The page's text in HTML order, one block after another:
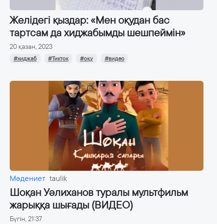
Желідегі қыздар: «Мен оқудан бас
тартсам да хиджабымды шешпеймін»
20 қазан, 2023
#хиджаб #Тикток #оқу #видео
Мәдениет taulik
Шоқан Уәлиханов туралы мультфильм
жарыққа шығады (ВИДЕО)
Бүгін, 21:37